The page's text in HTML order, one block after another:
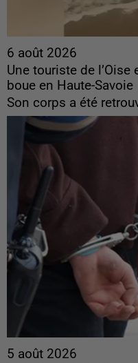
6 août 2026
Une touriste de
boue en Haute-Savoie
Son corps a été
5 août 2026